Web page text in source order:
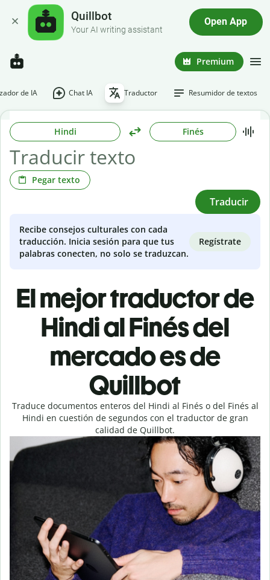
Quillbot
Your AI writing assistant
Open App
Premium
de IA Chat IA Traductor Resumidor de textos
Hindi Finés
Pegar texto
Traducir
Recibe consejos culturales con cada
traducción. Inicia sesión para que tus
palabras conecten, no solo se traduzcan.
Regístrate
El mejor traductor de
Hindi al Finés del
mercado es de
Quillbot
Traduce documentos enteros del Hindi al Finés o del Finés al
Hindi en cuestión de segundos con el traductor de gran
calidad de Quillbot.